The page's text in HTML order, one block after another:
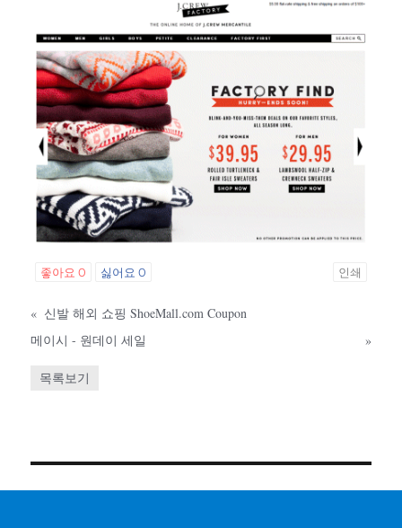
좋아요0 싫어요0 인쇄
« 신발 해외 쇼핑 ShoeMall.com Coupon
메이시 - 원데이 세일
»
목록보기